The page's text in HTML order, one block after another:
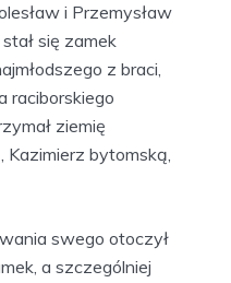
i Przemysław
się zamek
z braci,
raciborskiego
ziemię
Kazimierz bytomską,
swego otoczył
a szczególniej